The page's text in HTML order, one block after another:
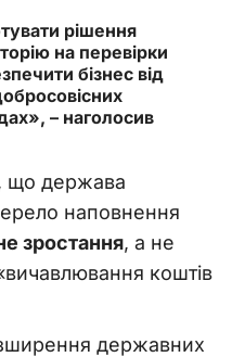
рішення
на перевірки
бізнес від
– наголосив
що держава
наповнення
зростання, а не
коштів
державних